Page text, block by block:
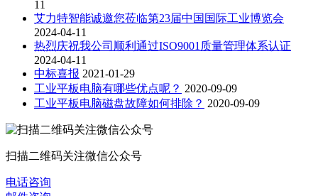
11
艾力特智能诚邀您莅临第23届中国国际工业博览会
2024-04-11
热烈庆祝我公司顺利通过ISO9001质量管理体系认证
2024-04-11
中标喜报 2021-01-29
工业平板电脑有哪些优点呢？ 2020-09-09
工业平板电脑磁盘故障如何排除？ 2020-09-09
扫描二维码关注微信公众号
电话咨询